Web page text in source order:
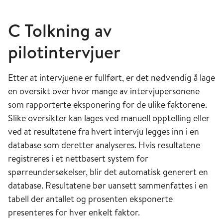
C Tolkning av
pilotintervjuer
Etter at intervjuene er fullført, er det nødvendig å lage
en oversikt over hvor mange av intervjupersonene
som rapporterte eksponering for de ulike faktorene.
Slike oversikter kan lages ved manuell opptelling eller
ved at resultatene fra hvert intervju legges inn i en
database som deretter analyseres. Hvis resultatene
registreres i et nettbasert system for
spørreundersøkelser, blir det automatisk generert en
database. Resultatene bør uansett sammenfattes i en
tabell der antallet og prosenten eksponerte
presenteres for hver enkelt faktor.